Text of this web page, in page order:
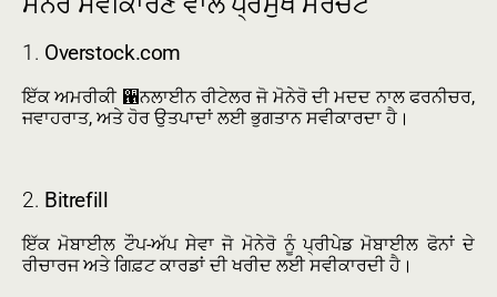
1. Overstock.com
ਇੱਕ ਅਮਰੀਕੀ ਑ਨਲਾਈਨ ਰੀਟੇਲਰ ਜੋ ਮੋਨੇਰੋ ਦੀ ਮਦਦ ਨਾਲ ਫਰਨੀਚਰ,
ਜਵਾਹਰਾਤ, ਅਤੇ ਹੋਰ ਉਤਪਾਦਾਂ ਲਈ ਭੁਗਤਾਨ ਸਵੀਕਾਰਦਾ ਹੈ।
2. Bitrefill
ਇੱਕ ਮੋਬਾਈਲ ਟੌਪ-ਅੱਪ ਸੇਵਾ ਜੋ ਮੋਨੇਰੋ ਨੂੰ ਪ੍ਰੀਪੇਡ ਮੋਬਾਈਲ ਫੋਨਾਂ ਦੇ
ਰੀਚਾਰਜ ਅਤੇ ਗਿਫ਼ਟ ਕਾਰਡਾਂ ਦੀ ਖਰੀਦ ਲਈ ਸਵੀਕਾਰਦੀ ਹੈ।